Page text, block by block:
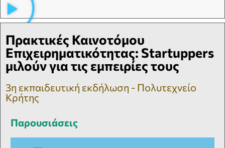
Πρακτικές Καινοτόμου
Επιχειρηματικότητας: Startuppers
μιλούν για τις εμπειρίες τους
3η εκπαιδευτική εκδήλωση - Πολυτεχνείο
Κρήτης
Παρουσιάσεις